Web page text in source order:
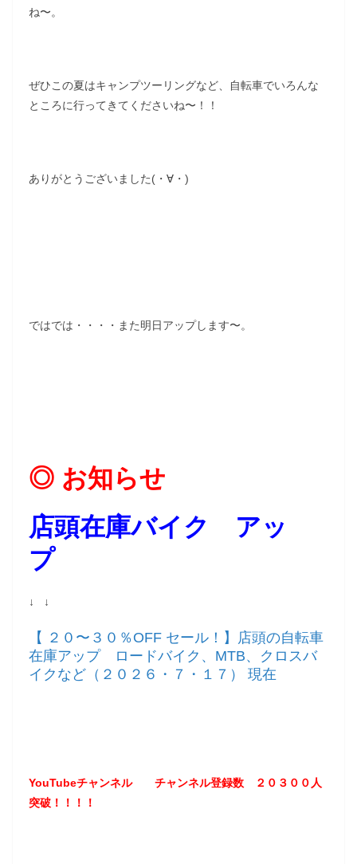
ね〜。
ぜひこの夏はキャンプツーリングなど、自転車でいろんな
ところに行ってきてくださいね〜！！
ありがとうございました(・∀・)
ではでは・・・・また明日アップします〜。
◎ お知らせ
店頭在庫バイク アッ
プ
↓ ↓
【 ２０〜３０％OFF セール！】店頭の自転車
在庫アップ ロードバイク、MTB、クロスバ
イクなど（２０２６・７・１７） 現在
YouTubeチャンネル チャンネル登録数 ２０３ ００ 人
突破！！！！